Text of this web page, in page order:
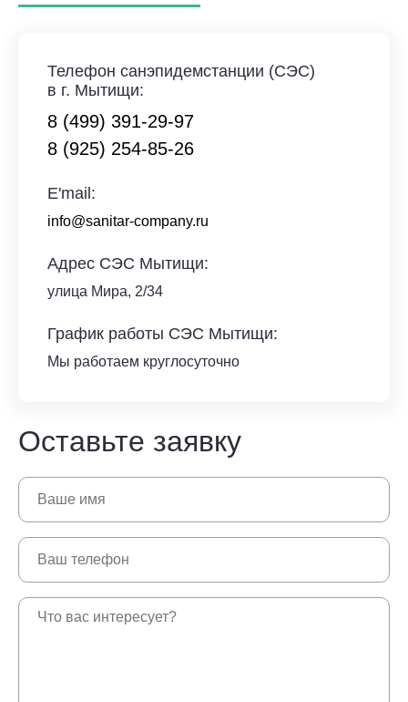
Телефон санэпидемстанции (СЭС)
в г. Мытищи:
8 (499) 391-29-97
8 (925) 254-85-26
E'mail:
info@sanitar-company.ru
Адрес СЭС Мытищи:
улица Мира, 2/34
График работы СЭС Мытищи:
Мы работаем круглосуточно
Оставьте заявку